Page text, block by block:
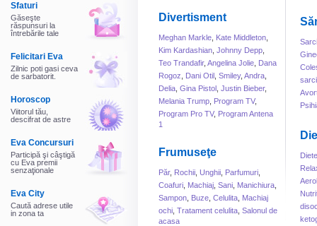
Sfaturi
Găseşte
răspunsuri la
întrebările tale
Felicitari Eva
Zilnic poti gasi ceva
de sarbatorit.
Horoscop
Viitorul tău,
descifrat de astre
Eva Concursuri
Participă şi câştigă
cu Eva premii
senzaţionale
Eva City
Caută adrese utile
in zona ta
Divertisment
Meghan Markle Kate Middleton
Kim Kardashian Johnny Depp
Teo Trandafir, Angelina Jolie Dana
Rogoz
Dani Otil Smiley, Andra
Delia Gina Pistol Justin Bieber,
Melania Trump Program TV,
Program Pro TV, Program Antena
1
Frumuseţe
Păr, Rochii Unghii Parfumuri
Coafuri Machiaj Sani Manichiura
Sampon Buze Celulita Machiaj
ochi Tratament celulita Salonul de
acasa
Diete